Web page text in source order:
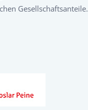
Gesellschaftsanteile.